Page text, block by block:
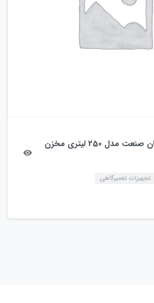
کمپرسور باد پارسیان صنعت مدل 250 لیتری مخزن
تجهیزات تعمیرگاهی